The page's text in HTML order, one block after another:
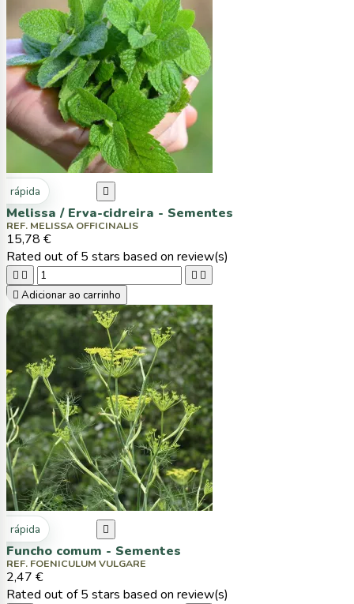
rápida 
Melissa / Erva-cidreira - Sementes
REF. MELISSA OFFICINALIS
15,78 €
Rated out of 5 stars based on review(s)
   
 Adicionar ao carrinho
rápida 
Funcho comum - Sementes
REF. FOENICULUM VULGARE
2,47 €
Rated out of 5 stars based on review(s)